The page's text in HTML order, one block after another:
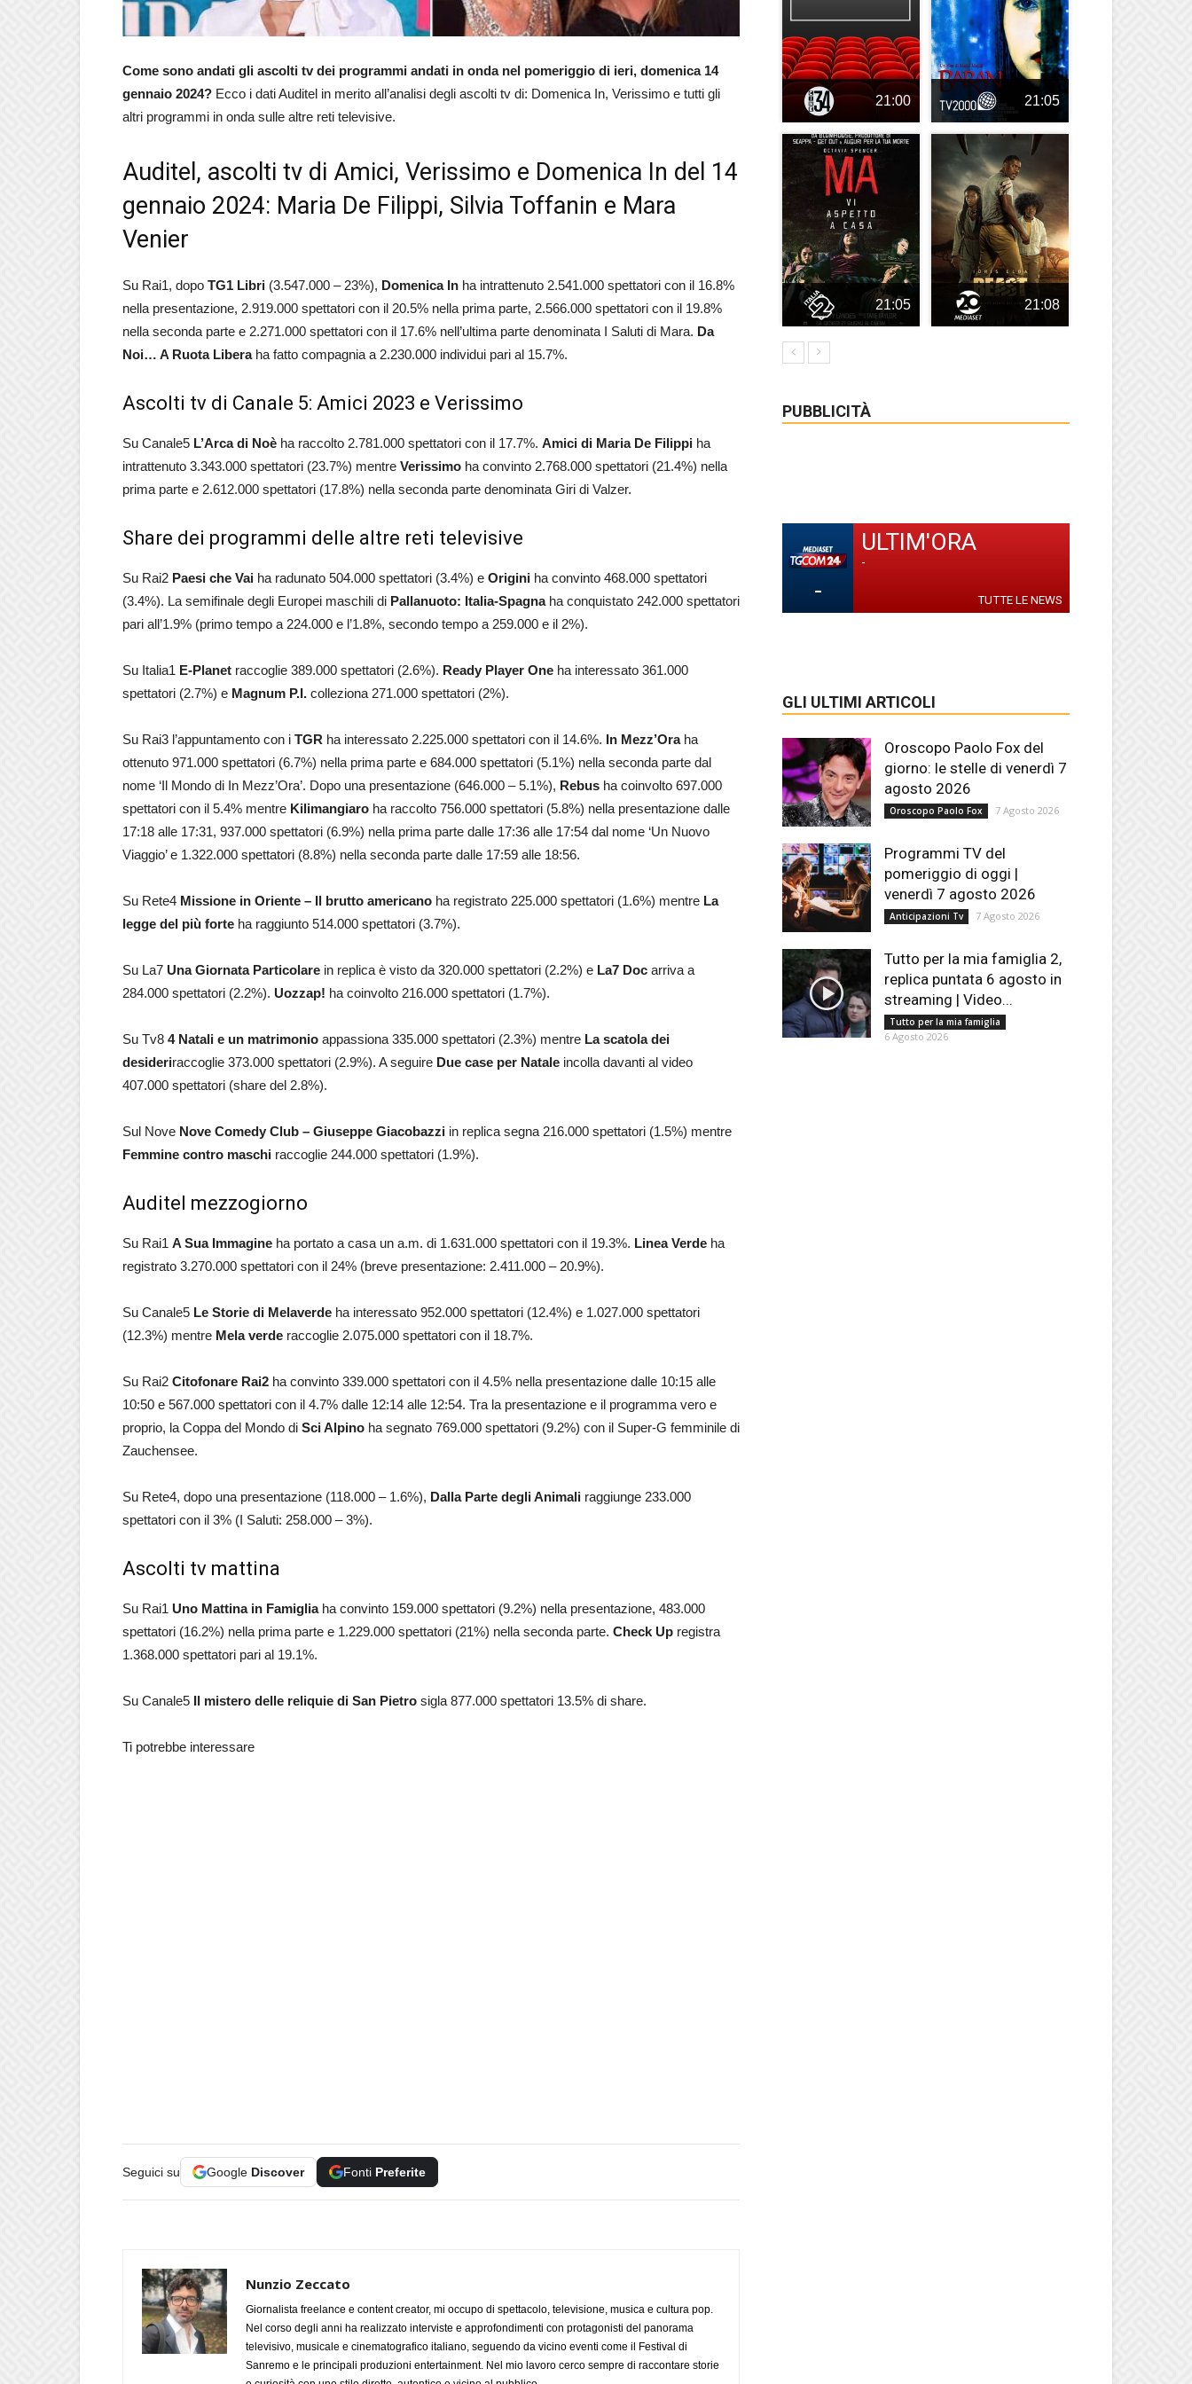
Come sono andati gli ascolti tv dei programmi andati in onda nel pomeriggio di ieri, domenica 14
gennaio 2024? Ecco i dati Auditel in merito all’analisi degli ascolti tv di: Domenica In, Verissimo e tutti gli
altri programmi in onda sulle altre reti televisive.
Auditel, ascolti tv di Amici, Verissimo e Domenica In del 14
gennaio 2024: Maria De Filippi, Silvia Toffanin e Mara
Venier
Su Rai1, dopo TG1 Libri (3.547.000 – 23%), Domenica In ha intrattenuto 2.541.000 spettatori con il 16.8%
nella presentazione, 2.919.000 spettatori con il 20.5% nella prima parte, 2.566.000 spettatori con il 19.8%
nella seconda parte e 2.271.000 spettatori con il 17.6% nell’ultima parte denominata I Saluti di Mara. Da
Noi… A Ruota Liberaha fatto compagnia a 2.230.000 individui pari al 15.7%.
Ascolti tv di Canale 5: Amici 2023 e Verissimo
Su Canale5 L’Arca di Noè ha raccolto 2.781.000 spettatori con il 17.7%. Amici di Maria De Filippi ha
intrattenuto 3.343.000 spettatori (23.7%) mentre Verissimo ha convinto 2.768.000 spettatori (21.4%) nella
prima parte e 2.612.000 spettatori (17.8%) nella seconda parte denominata Giri di Valzer.
Share dei programmi delle altre reti televisive
Su Rai2 Paesi che Vai ha radunato 504.000 spettatori (3.4%) e Origini ha convinto 468.000 spettatori
(3.4%). La semifinale degli Europei maschili di Pallanuoto: Italia-Spagnaha conquistato 242.000 spettatori
pari all’1.9% (primo tempo a 224.000 e l’1.8%, secondo tempo a 259.000 e il 2%).
Su Italia1 E-Planet raccoglie 389.000 spettatori (2.6%). Ready Player One ha interessato 361.000
spettatori (2.7%) e Magnum P.I. colleziona 271.000 spettatori (2%).
Su Rai3 l’appuntamento con i TGR ha interessato 2.225.000 spettatori con il 14.6%. In Mezz’Oraha
ottenuto 971.000 spettatori (6.7%) nella prima parte e 684.000 spettatori (5.1%) nella seconda parte dal
nome ‘Il Mondo di In Mezz’Ora’. Dopo una presentazione (646.000 – 5.1%), Rebus ha coinvolto 697.000
spettatori con il 5.4% mentre Kilimangiaro ha raccolto 756.000 spettatori (5.8%) nella presentazione dalle
17:18 alle 17:31, 937.000 spettatori (6.9%) nella prima parte dalle 17:36 alle 17:54 dal nome ‘Un Nuovo
Viaggio’ e 1.322.000 spettatori (8.8%) nella seconda parte dalle 17:59 alle 18:56.
Su Rete4 Missione in Oriente – Il brutto americano ha registrato 225.000 spettatori (1.6%) mentre La
legge del più forte ha raggiunto 514.000 spettatori (3.7%).
Su La7 Una Giornata Particolare in replica è visto da 320.000 spettatori (2.2%) e La7 Doc arriva a
284.000 spettatori (2.2%). Uozzap! ha coinvolto 216.000 spettatori (1.7%).
Su Tv8 4 Natali e un matrimonio appassiona 335.000 spettatori (2.3%) mentre La scatola dei
desideriraccoglie 373.000 spettatori (2.9%). A seguire Due case per Natale incolla davanti al video
407.000 spettatori (share del 2.8%).
Sul Nove Nove Comedy Club – Giuseppe Giacobazzi in replica segna 216.000 spettatori (1.5%) mentre
Femmine contro maschi raccoglie 244.000 spettatori (1.9%).
Auditel mezzogiorno
Su Rai1 A Sua Immagine ha portato a casa un a.m. di 1.631.000 spettatori con il 19.3%. Linea Verde ha
registrato 3.270.000 spettatori con il 24% (breve presentazione: 2.411.000 – 20.9%).
Su Canale5 Le Storie di Melaverde ha interessato 952.000 spettatori (12.4%) e 1.027.000 spettatori
(12.3%) mentre Mela verde raccoglie 2.075.000 spettatori con il 18.7%.
Su Rai2 Citofonare Rai2 ha convinto 339.000 spettatori con il 4.5% nella presentazione dalle 10:15 alle
10:50 e 567.000 spettatori con il 4.7% dalle 12:14 alle 12:54. Tra la presentazione e il programma vero e
proprio, la Coppa del Mondo di Sci Alpino ha segnato 769.000 spettatori (9.2%) con il Super-G femminile di
Zauchensee.
Su Rete4, dopo una presentazione (118.000 – 1.6%), Dalla Parte degli Animali raggiunge 233.000
spettatori con il 3% (I Saluti: 258.000 – 3%).
Ascolti tv mattina
Su Rai1 Uno Mattina in Famiglia ha convinto 159.000 spettatori (9.2%) nella presentazione, 483.000
spettatori (16.2%) nella prima parte e 1.229.000 spettatori (21%) nella seconda parte. Check Up registra
1.368.000 spettatori pari al 19.1%.
Su Canale5 Il mistero delle reliquie di San Pietro sigla 877.000 spettatori 13.5% di share.
Ti potrebbe interessare
Seguici su Google Discover Fonti Preferite
Nunzio Zeccato
Giornalista freelance e content creator, mi occupo di spettacolo, televisione, musica e cultura pop.
Nel corso degli anni ha realizzato interviste e approfondimenti con protagonisti del panorama
televisivo, musicale e cinematografico italiano, seguendo da vicino eventi come il Festival di
Sanremo e le principali produzioni entertainment. Nel mio lavoro cerco sempre di raccontare storie
21:00 21:05
21:05 21:08
PUBBLICITÀ
-
ULTIM'ORA
-
TUTTE LE NEWS
GLI ULTIMI ARTICOLI
Oroscopo Paolo Fox del
giorno: le stelle di venerdì 7
agosto 2026
Oroscopo Paolo Fox 7 Agosto 2026
Programmi TV del
pomeriggio di oggi |
venerdì 7 agosto 2026
Anticipazioni Tv 7 Agosto 2026
Tutto per la mia famiglia 2,
replica puntata 6 agosto in
streaming | Video...
Tutto per la mia famiglia
6 Agosto 2026